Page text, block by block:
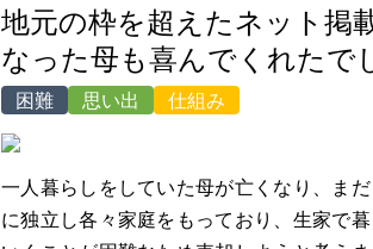
地元の枠を超えたネット掲
なった母も喜んでくれたで
困難 思い出 仕組み
一人暮らしをしていた母が亡くなり、ま
に独立し各々家庭をもっており、生家で